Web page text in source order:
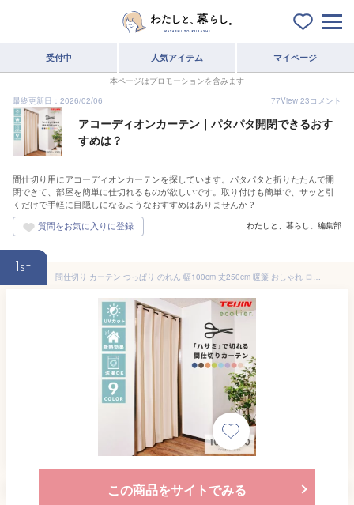
受付中 人気アイテム マイページ
本ページはプロモーションを含みます
最終更新日：2026/02/06
77View 23コメント
アコーディオンカーテン｜パタパタ開閉できるおす
すめは？
間仕切り用にアコーディオンカーテンを探しています。パタパタと折りたたんで開
閉できて、部屋を簡単に仕切れるものが欲しいです。取り付けも簡単で、サッと引
くだけで手軽に目隠しになるようなおすすめはありませんか？
わたしと、暮らし。編集部
1st
間仕切り カーテン つっぱり のれん 幅100cm 丈250cm 暖簾 おしゃれ ロング 可愛い レース 突っ張り 断熱 遮光 保温 目隠し パタパタ UVカット アコーディオン 北欧 透けない ハサミで切れる フリーカット 玄関 階段 無地 白 ホワイト
この商品をサイトでみる